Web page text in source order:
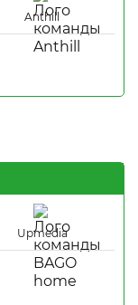
Anthill
Upmedia